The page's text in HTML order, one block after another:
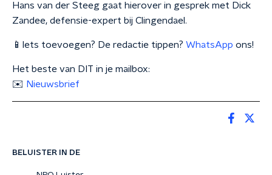
BELUISTER IN DE
Hans van der Steeg gaat hierover in gesprek met Dick
Zandee, defensie-expert bij Clingendael.
📱Iets toevoegen? De redactie tippen? WhatsApp ons!
Het beste van DIT in je mailbox:
✉️ Nieuwsbrief